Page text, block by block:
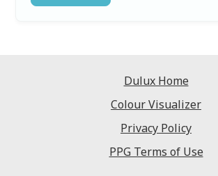
Dulux Home
Colour Visualizer
Privacy Policy
PPG Terms of Use